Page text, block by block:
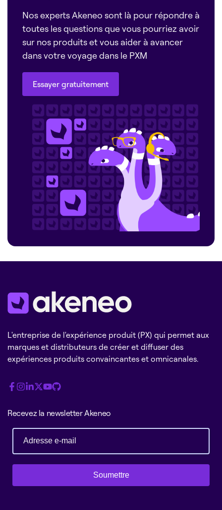
Nos experts Akeneo sont là pour répondre à
toutes les questions que vous pourriez avoir
sur nos produits et vous aider à avancer
dans votre voyage dans le PXM
Essayer gratuitement
Essayer gratuitement
L'entreprise de l'expérience produit (PX) qui permet aux
marques et distributeurs de créer et diffuser des
expériences produits convaincantes et omnicanales.
Recevez la newsletter Akeneo
Soumettre